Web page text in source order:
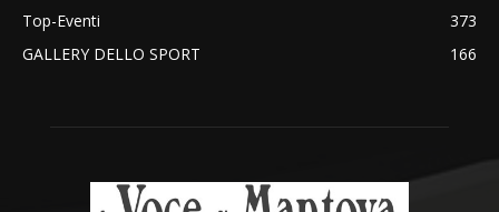
Top-Eventi
373
GALLERY DELLO SPORT
166